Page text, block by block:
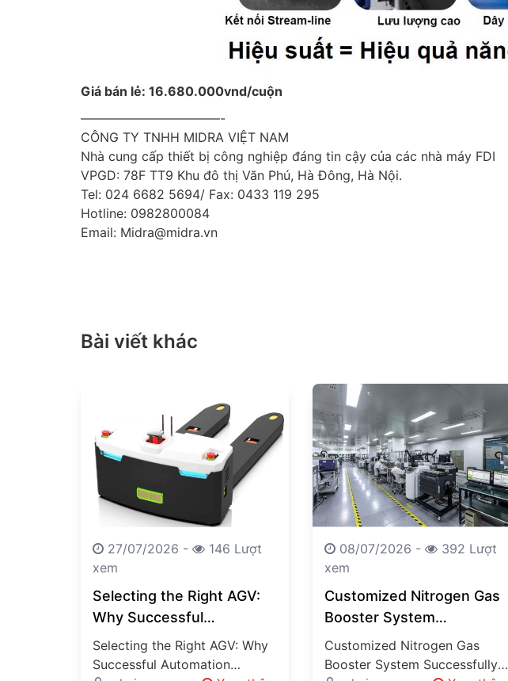
Giá bán lẻ: 16.680.000vnd/cuộn
———————————-
CÔNG TY TNHH MIDRA VIỆT NAM
Nhà cung cấp thiết bị công nghiệp đáng tin cậy của các nhà máy FDI
VPGD: 78F TT9 Khu đô thị Văn Phú, Hà Đông, Hà Nội.
Tel: 024 6682 5694/ Fax: 0433 119 295
Hotline: 0982800084
Email: Midra@midra.vn
Bài viết khác
27/07/2026 -
146 Lượt
xem
Selecting the Right AGV:
Why Successful
Automation Requires
More Than Choosing a
Selecting the Right AGV: Why
Successful Automation
08/07/2026 -
392 Lượt
xem
Customized Nitrogen Gas
Booster System
Successfully Delivered
Through Midra Global’s
Customized Nitrogen Gas
Booster System Successfully